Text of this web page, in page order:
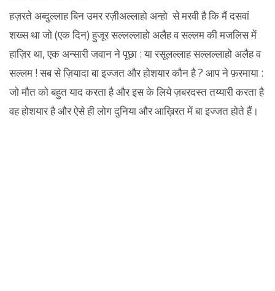
हज़रते अब्दुल्लाह बिन उमर रज़ीअल्लाहो अन्हो से मरवी है कि मैं दसवां
शख्स था जो (एक दिन) हुजूर सल्लल्लाहो अलैह व सल्लम की मजलिस में
हाज़िर था, एक अन्सारी जवान ने पूछा : या रसूलल्लाह सल्लल्लाहो अलैह व
सल्लम ! सब से ज़ियादा बा इज्जत और होशयार कौन है ? आप ने फ़रमाया :
जो मौत को बहुत याद करता है और इस के लिये ज़बरदस्त तय्यारी करता है
वह होशयार है और ऐसे ही लोग दुनिया और आख़िरत में बा इज्जत होते हैं।